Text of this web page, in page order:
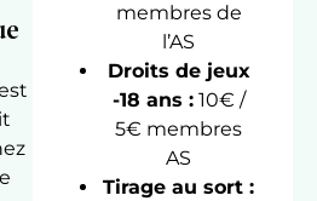
membres de
l’AS
Droits de jeux
-18 ans :10€ /
5€ membres
AS
Tirage au sort :